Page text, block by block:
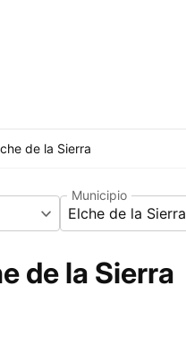
de la Sierra
Elche de la Sierra
Municipio
de la Sierra